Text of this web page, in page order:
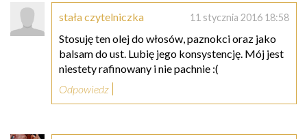
stała czytelniczka 11 stycznia 2016 18:58
Stosuję ten olej do włosów, paznokci oraz jako
balsam do ust. Lubię jego konsystencję. Mój jest
niestety rafinowany i nie pachnie :(
Odpowiedz